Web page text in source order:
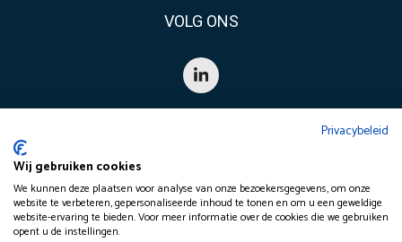
VOLG ONS
Privacybeleid
Wij gebruiken cookies
We kunnen deze plaatsen voor analyse van onze bezoekersgegevens, om onze
website te verbeteren, gepersonaliseerde inhoud te tonen en om u een geweldige
website-ervaring te bieden. Voor meer informatie over de cookies die we gebruiken
opent u de instellingen.